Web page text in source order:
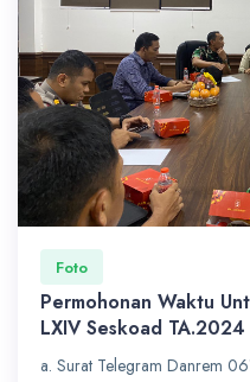
Foto
Permohonan Waktu
LXIV Seskoad TA.2024
a. Surat Telegram Danrem